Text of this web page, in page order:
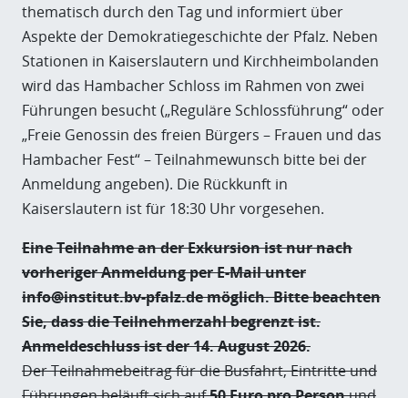
thematisch durch den Tag und informiert über
Aspekte der Demokratiegeschichte der Pfalz. Neben
Stationen in Kaiserslautern und Kirchheimbolanden
wird das Hambacher Schloss im Rahmen von zwei
Führungen besucht („Reguläre Schlossführung“ oder
„Freie Genossin des freien Bürgers – Frauen und das
Hambacher Fest“ – Teilnahmewunsch bitte bei der
Anmeldung angeben). Die Rückkunft in
Kaiserslautern ist für 18:30 Uhr vorgesehen.
Eine Teilnahme an der Exkursion ist nur nach
vorheriger Anmeldung per E-Mail unter
info@institut.bv-pfalz.de möglich. Bitte beachten
Sie, dass die Teilnehmerzahl begrenzt ist.
Anmeldeschluss ist der 14. August 2026.
Der Teilnahmebeitrag für die Busfahrt, Eintritte und